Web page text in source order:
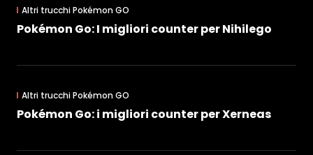
Altri trucchi Pokémon GO
Pokémon Go: I migliori counter per Nihilego
Altri trucchi Pokémon GO
Pokémon Go: i migliori counter per Xerneas